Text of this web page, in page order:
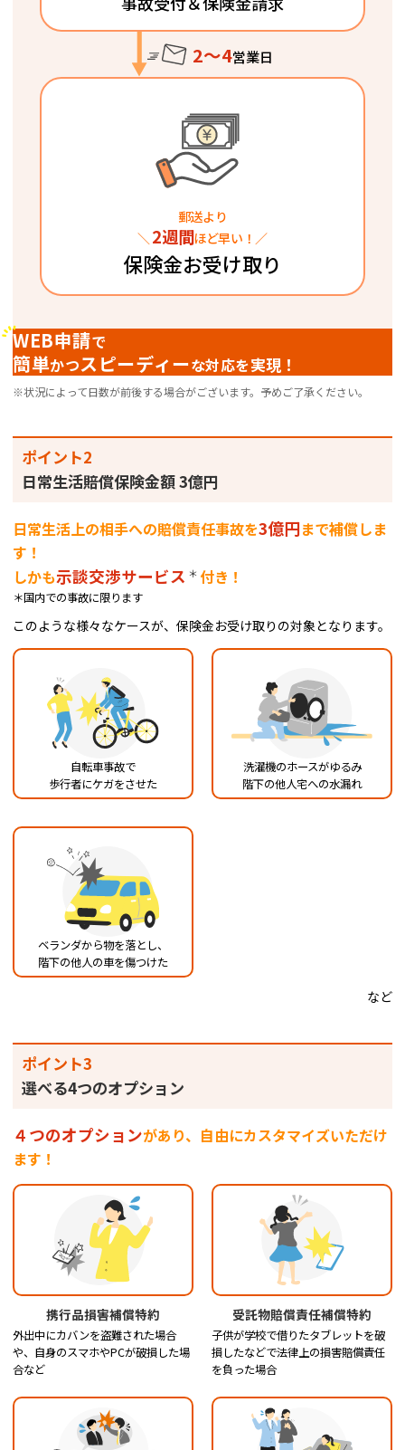
2～4営業日
郵送より
＼ 2週間ほど早い！／
保険金お受け取り
WEB申請で
簡単かつスピーディーな対応を実現！
※状況によって日数が前後する場合がございます。予めご了承ください。
ポイント2
日常生活賠償保険金額 3億円
日常生活上の相手への賠償責任事故を3億円まで補償しま
す！
しかも示談交渉サービス ＊ 付き！
＊国内での事故に限ります
このような様々なケースが、保険金お受け取りの対象となります。
自転車事故で
歩行者にケガをさせた
洗濯機のホースがゆるみ
階下の他人宅への水漏れ
ベランダから物を落とし、
階下の他人の車を傷つけた
など
ポイント3
選べる4つのオプション
４つのオプションがあり、自由にカスタマイズいただけ
ます！
携行品損害補償特約
外出中にカバンを盗難された場合
や、自身のスマホやPCが破損した場
合など
受託物賠償責任補償特約
子供が学校で借りたタブレットを破
損したなどで法律上の損害賠償責任
を負った場合